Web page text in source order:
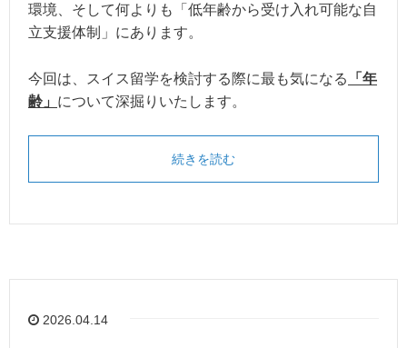
環境、そして何よりも「低年齢から受け入れ可能な自
立支援体制」にあります。
今回は、スイス留学を検討する際に最も気になる
「年
齢」 について深掘りいたします。
続きを読む
2026.04.14